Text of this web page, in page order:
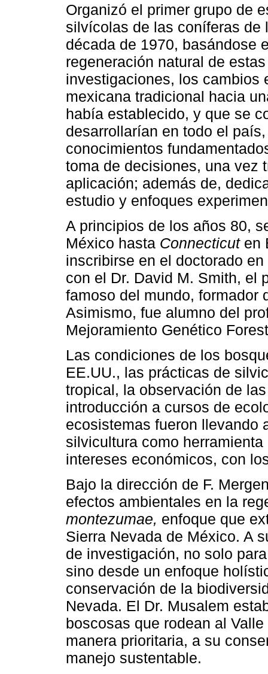
Organizó el primer grupo de
silvícolas de las coníferas de
década de 1970, basándose
regeneración natural de
investigaciones, los cambios
mexicana tradicional hacia
había establecido, y que se
desarrollarían en todo el
conocimientos
toma de decisiones, una vez
aplicación; además de,
estudio y enfoques
A principios de los años 80,
México hasta Connecticuten
inscribirse en el doctorado
con el Dr. David M. Smith, el
famoso del mundo, formador
Asimismo, fue alumno del
Mejoramiento Genético
Las condiciones de los
EE.UU., las prácticas de
tropical, la observación de
introducción a cursos de
ecosistemas fueron llevando
silvicultura como
intereses económicos, con
Bajo la dirección de F.
efectos ambientales en la
montezumae, enfoque que
Sierra Nevada de México. A
de investigación, no solo
sino desde un enfoque
conservación de la
Nevada. El Dr. Musalem
boscosas que rodean al
manera prioritaria, a su
manejo sustentable.